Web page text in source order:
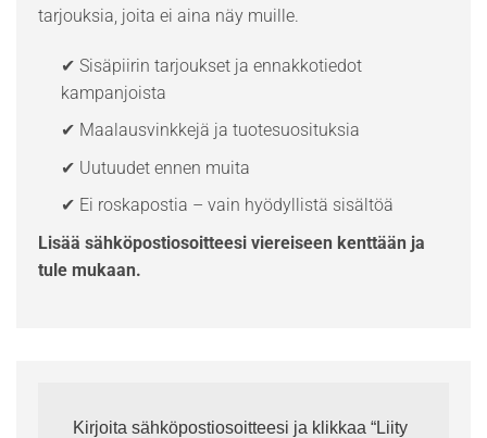
tarjouksia, joita ei aina näy muille.
✔ Sisäpiirin tarjoukset ja ennakkotiedot
kampanjoista
✔ Maalausvinkkejä ja tuotesuosituksia
✔ Uutuudet ennen muita
✔ Ei roskapostia – vain hyödyllistä sisältöä
Lisää sähköpostiosoitteesi viereiseen kenttään ja
tule mukaan.
Kirjoita sähköpostiosoitteesi ja klikkaa “Liity